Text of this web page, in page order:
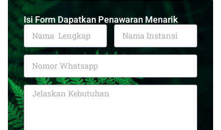
Isi Form Dapatkan Penawaran Menarik